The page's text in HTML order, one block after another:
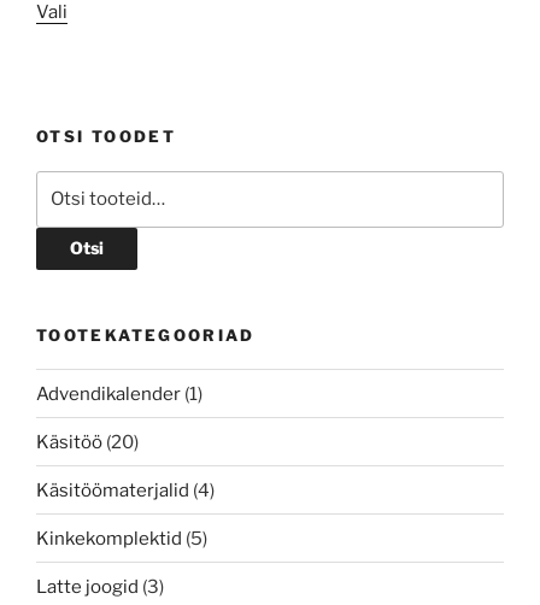
Vali
varianti.
teha
tootelehel.
OTSI TOODET
Otsi
TOOTEKATEGOORIAD
Advendikalender (1)
Käsitöö (20)
Käsitöömaterjalid (4)
Kinkekomplektid (5)
Latte joogid (3)